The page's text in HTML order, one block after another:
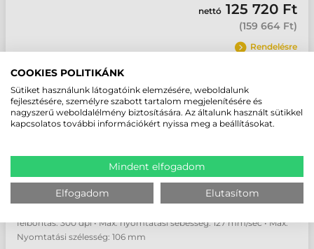
nettó 125 720 Ft
(159 664 Ft)
Rendelésre
TSC TE300 CÍMKENYOMTATÓ
Gyártó:TSC
felbontás: 300 dpi • Max. nyomtatási sebesség: 127 mm/sec • Max.
Nyomtatási szélesség: 106 mm
COOKIES POLITIKÁNK
Sütiket használunk látogatóink elemzésére, weboldalunk
fejlesztésére, személyre szabott tartalom megjelenítésére és
nagyszerű weboldalélmény biztosítására. Az általunk használt sütikkel
kapcsolatos további információkért nyissa meg a beállításokat.
Mindent elfogadom
Elfogadom Elutasítom